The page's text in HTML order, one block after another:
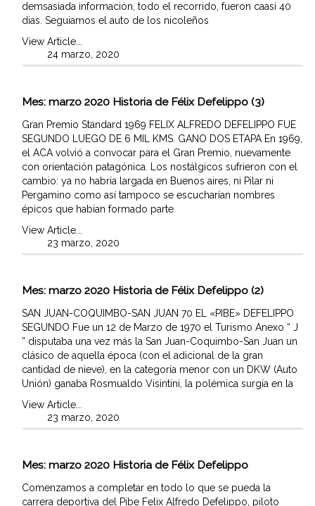
demsasiada información, todo el recorrido, fueron caasi 40
dias. Seguiamos el auto de los nicoleños
View Article...
24 marzo, 2020
Mes: marzo 2020 Historia de Félix Defelippo (3)
Gran Premio Standard 1969 FELIX ALFREDO DEFELIPPO FUE
SEGUNDO LUEGO DE 6 MIL KMS. GANO DOS ETAPA En 1969,
el ACA volvió a convocar para el Gran Premio, nuevamente
con orientación patagónica. Los nostálgicos sufrieron con el
cambio: ya no habría largada en Buenos aires, ni Pilar ni
Pergamino como así tampoco se escucharían nombres
épicos que habían formado parte
View Article...
23 marzo, 2020
Mes: marzo 2020 Historia de Félix Defelippo (2)
SAN JUAN-COQUIMBO-SAN JUAN 70 EL «PIBE» DEFELIPPO
SEGUNDO Fue un 12 de Marzo de 1970 el Turismo Anexo “ J
” disputaba una vez más la San Juan-Coquimbo-San Juan un
clásico de aquella época (con el adicional de la gran
cantidad de nieve), en la categoría menor con un DKW (Auto
Unión) ganaba Rosmualdo Visintini, la polémica surgía en la
View Article...
23 marzo, 2020
Mes: marzo 2020 Historia de Félix Defelippo
Comenzamos a completar en todo lo que se pueda la
carrera deportiva del Pibe Felix Alfredo Defelippo, piloto